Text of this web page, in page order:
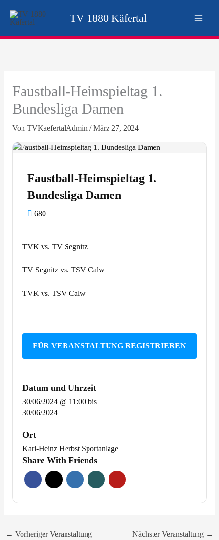
Inhalt
springen
TV 1880 Käfertal
Faustball-Heimspieltag 1.
Bundesliga Damen
Von TVKaefertalAdmin /März 27, 2024
Faustball-Heimspieltag 1.
Bundesliga Damen
680
TVK vs. TV Segnitz
TV Segnitz vs. TSV Calw
TVK vs. TSV Calw
FÜR VERANSTALTUNG REGISTRIEREN
Datum und Uhrzeit
30/06/2024 @ 11:00 bis
30/06/2024
Ort
Karl-Heinz Herbst Sportanlage
Share With Friends
← Vorheriger Veranstaltung Nächster Veranstaltung →